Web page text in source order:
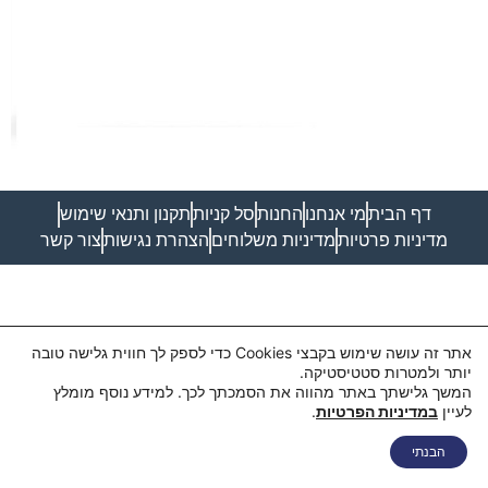
דף הביתמי אנחנו החנותסל קניותתקנון ותנאי שימוש
מדיניות פרטיותמדיניות משלוחים הצהרת נגישותצור קשר
אתר זה עושה שימוש בקבצי Cookies כדי לספק לך חווית גלישה טובה
יותר ולמטרות סטטיסטיקה.
המשך גלישתך באתר מהווה את הסמכתך לכך. למידע נוסף מומלץ
לעיין במדיניות הפרטיות.
הבנתי